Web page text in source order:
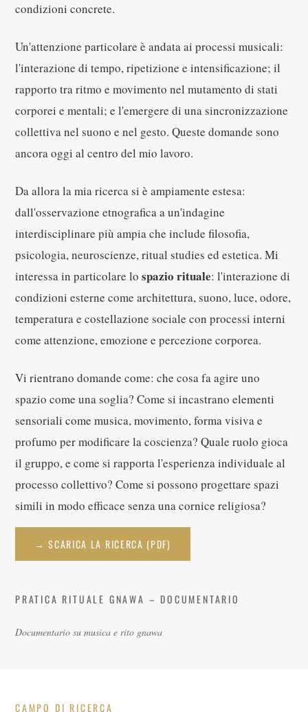
condizioni concrete.
Un'attenzione particolare è andata ai processi musicali:
l'interazione di tempo, ripetizione e intensificazione; il
rapporto tra ritmo e movimento nel mutamento di stati
corporei e mentali; e l'emergere di una sincronizzazione
collettiva nel suono e nel gesto. Queste domande sono
ancora oggi al centro del mio lavoro.
Da allora la mia ricerca si è ampiamente estesa:
dall'osservazione etnografica a un'indagine
interdisciplinare più ampia che include filosofia,
psicologia, neuroscienze, ritual studies ed estetica. Mi
interessa in particolare lo spazio rituale: l'interazione di
condizioni esterne come architettura, suono, luce, odore,
temperatura e costellazione sociale con processi interni
come attenzione, emozione e percezione corporea.
Vi rientrano domande come: che cosa fa agire uno
spazio come una soglia? Come si incastrano elementi
sensoriali come musica, movimento, forma visiva e
profumo per modificare la coscienza? Quale ruolo gioca
il gruppo, e come si rapporta l'esperienza individuale al
processo collettivo? Come si possono progettare spazi
simili in modo efficace senza una cornice religiosa?
→ SCARICA LA RICERCA (PDF)
PRATICA RITUALE GNAWA – DOCUMENTARIO
Documentario su musica e rito gnawa
CAMPO DI RICERCA